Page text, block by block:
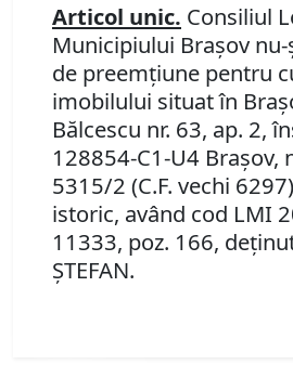
Articol unic. Consiliul
Municipiului Braşov
de preemţiune pentru
imobilului situat în
Bălcescu nr. 63, ap. 2,
128854-C1-U4 Braşov,
5315/2 (C.F. vechi
istoric, având cod LMI
11333, poz. 166,
ŞTEFAN.